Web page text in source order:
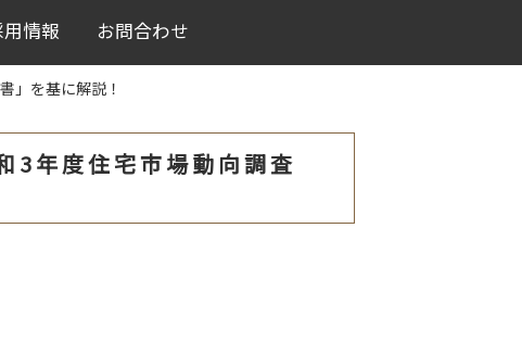
情報 お問合わせ
」を基に解説！
3年度住宅市場動向調査